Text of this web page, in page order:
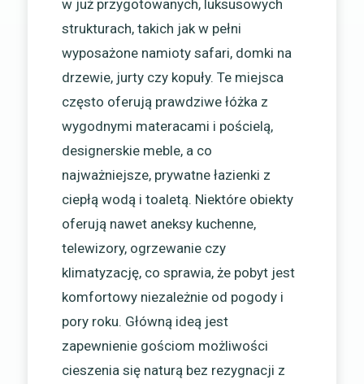
w już przygotowanych, luksusowych
strukturach, takich jak w pełni
wyposażone namioty safari, domki na
drzewie, jurty czy kopuły. Te miejsca
często oferują prawdziwe łóżka z
wygodnymi materacami i pościelą,
designerskie meble, a co
najważniejsze, prywatne łazienki z
ciepłą wodą i toaletą. Niektóre obiekty
oferują nawet aneksy kuchenne,
telewizory, ogrzewanie czy
klimatyzację, co sprawia, że pobyt jest
komfortowy niezależnie od pogody i
pory roku. Główną ideą jest
zapewnienie gościom możliwości
cieszenia się naturą bez rezygnacji z